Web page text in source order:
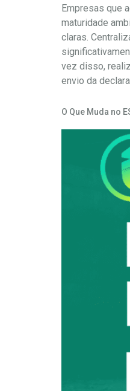
Empresas que
maturidade
claras.
vez disso,
envio da
O Que Muda no